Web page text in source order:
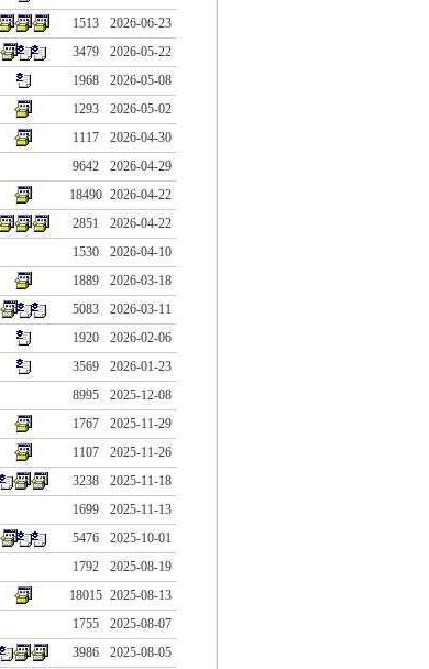
1513
2026-06-23
3479
2026-05-22
1968
2026-05-08
1293
2026-05-02
1117
2026-04-30
9642
2026-04-29
18490 2026-04-22
2851
2026-04-22
1530
2026-04-10
1889
2026-03-18
5083
2026-03-11
1920
2026-02-06
3569
2026-01-23
8995
2025-12-08
1767
2025-11-29
1107
2025-11-26
3238
2025-11-18
1699
2025-11-13
5476
2025-10-01
1792
2025-08-19
18015 2025-08-13
1755
2025-08-07
3986
2025-08-05